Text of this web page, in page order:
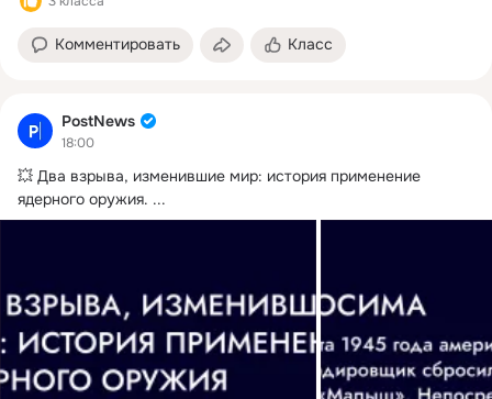
Комментировать Класс
PostNews
18:00
💥 Два взрыва, изменившие мир: история применение
ядерного оружия. ...